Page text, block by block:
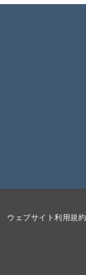
ウェブサイト利用規約